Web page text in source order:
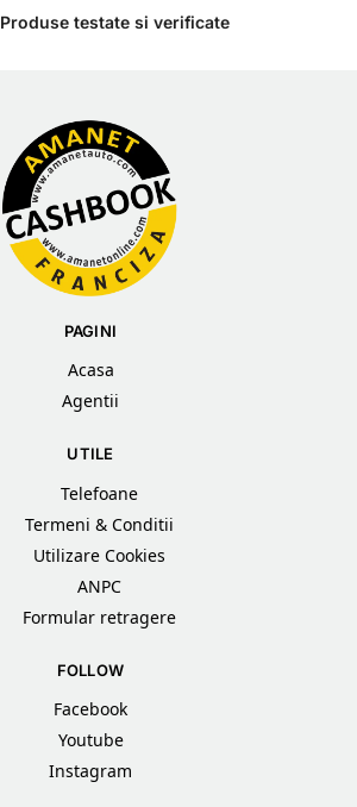
Produse testate si verificate
PAGINI
Acasa
Agentii
UTILE
Telefoane
Termeni & Conditii
Utilizare Cookies
ANPC
Formular retragere
FOLLOW
Facebook
Youtube
Instagram